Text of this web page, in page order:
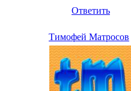
Ответить
Тимофей Матросов